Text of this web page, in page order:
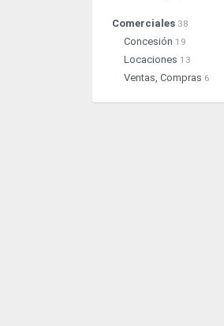
Comerciales 38
Concesión 19
Locaciones 13
Ventas, Compras 6